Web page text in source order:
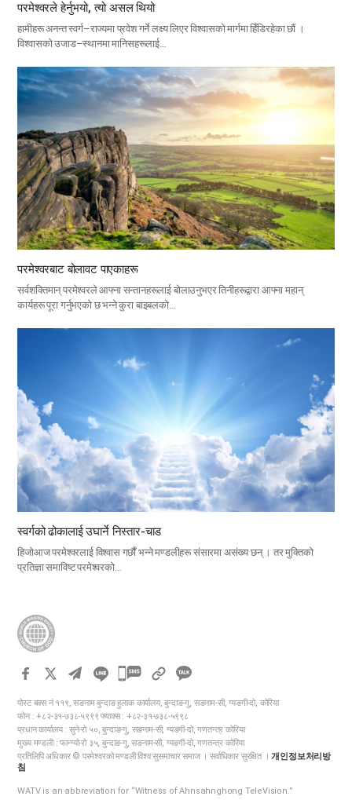
परमेश्वरले हेर्नुभयो, त्यो असल थियो
हामीहरू अनन्त स्वर्ग–राज्यमा प्रवेश गर्ने लक्ष्य लिएर विश्वासको मार्गमा हिँडिरहेका छौं ।
विश्वासको उजाड–स्थानमा मानिसहरूलाई…
परमेश्वरबाट बोलावट पाएकाहरू
सर्वशक्तिमान् परमेश्वरले आफ्ना सन्तानहरूलाई बोलाउनुभएर तिनीहरूद्वारा आफ्ना महान्
कार्यहरू पूरा गर्नुभएको छ भन्ने कुरा बाइबलको…
स्वर्गको ढोकालाई उघार्ने निस्तार-चाड
हिजोआज परमेश्वरलाई विश्वास गर्छौं भन्ने मण्डलीहरू संसारमा असंख्य छन् । तर मुक्तिको
प्रतिज्ञा समाविष्ट परमेश्वरको…
카
오
톡
공
하
पोस्ट बक्स नं ११९, सङनाम बुन्दाङ हुलाक कार्यालय, बुन्दाङ-गु, सङनाम-सी, ग्यङगी-दो, कोरिया
फोन : +८२-३१-७३८-५९९९ फ्याक्स : +८२-३१-७३८-५९९८
प्रधान कार्यालय : सुने-रो ५०, बुन्दाङ-गु, सङनाम-सी, ग्यङगी-दो, गणतन्त्र कोरिया
मुख्य मण्डली : फान्ग्यो-रो ३५, बुन्दाङ-गु, सङनाम-सी, ग्यङगी-दो, गणतन्त्र कोरिया
प्रतिलिपि अधिकार © परमेश्वरको मण्डली विश्व सुसमाचार समाज । सर्वाधिकार सुरक्षित ।개인정보처리방
침
WATV is an abbreviation for “Witness of Ahnsahnghong TeleVision.”